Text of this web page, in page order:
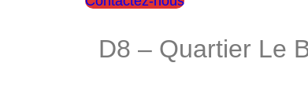
D8 – Quartier Le